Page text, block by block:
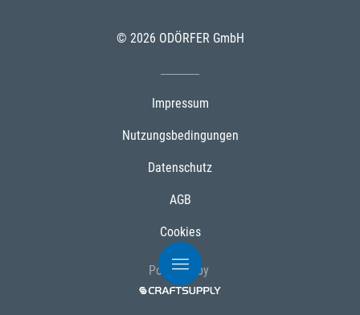
© 2026 ODÖRFER GmbH
Impressum
Nutzungsbedingungen
Datenschutz
AGB
Cookies
Powered by